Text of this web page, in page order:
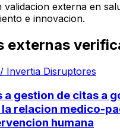
validacion externa en
e innovacion.
externas
Invertia Disruptores
a gestion de citas a
relacion medico-
humana